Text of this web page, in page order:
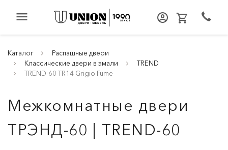
menu
Каталог
Распашные двери
Классические двери в эмали
TREND
TREND-60 TR14 Grigio Fume
Межкомнатные двери
ТРЭНД-60 | TREND-60